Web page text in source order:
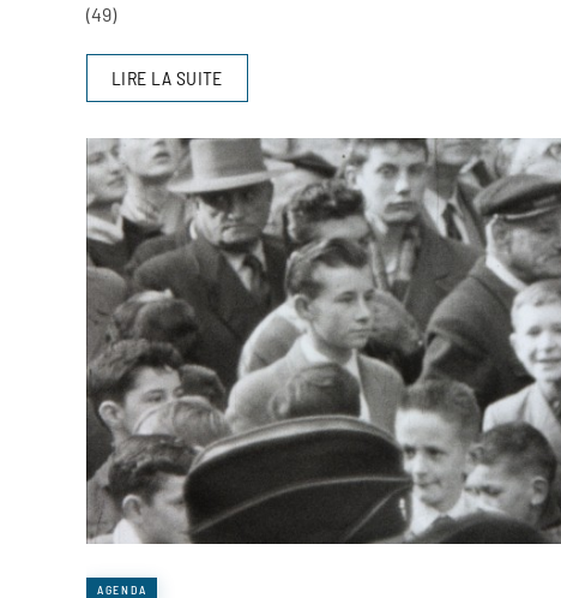
(49)
LIRE LA SUITE
AGENDA